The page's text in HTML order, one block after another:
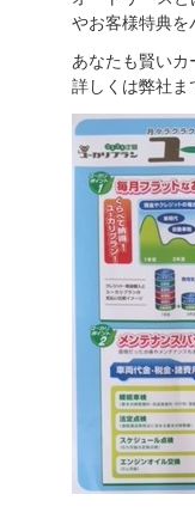
やお客様特典を
あなたも賢いカ
詳しくは弊社ま